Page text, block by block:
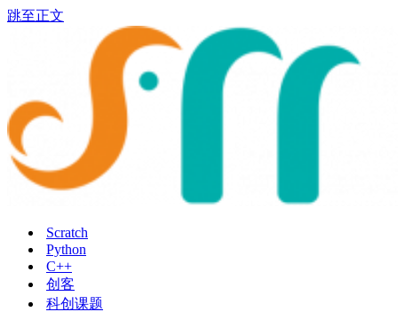
跳至正文
Scratch
Python
C++
创客
科创课题